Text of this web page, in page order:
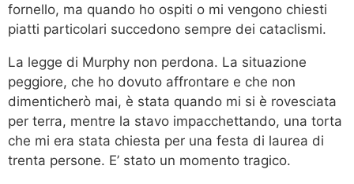
fornello, ma quando ho ospiti o mi vengono chiesti
piatti particolari succedono sempre dei cataclismi.
La legge di Murphy non perdona. La situazione
peggiore, che ho dovuto affrontare e che non
dimenticherò mai, è stata quando mi si è rovesciata
per terra, mentre la stavo impacchettando, una torta
che mi era stata chiesta per una festa di laurea di
trenta persone. E’ stato un momento tragico.